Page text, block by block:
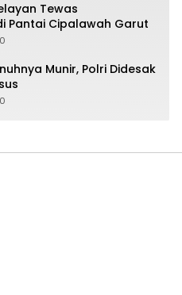
Tewas
Pantai Cipalawah Garut
0
Munir, Polri Didesak
0